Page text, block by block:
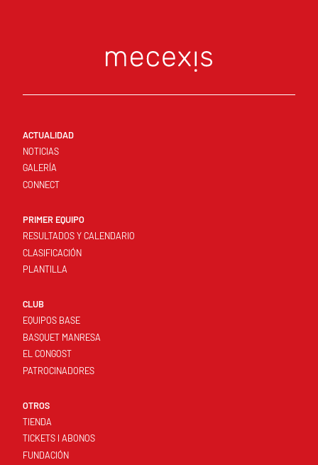
ACTUALIDAD
NOTICIAS
GALERÍA
CONNECT
PRIMER EQUIPO
RESULTADOS Y CALENDARIO
CLASIFICACIÓN
PLANTILLA
CLUB
EQUIPOS BASE
BASQUET MANRESA
EL CONGOST
PATROCINADORES
OTROS
TIENDA
TICKETS I ABONOS
FUNDACIÓN